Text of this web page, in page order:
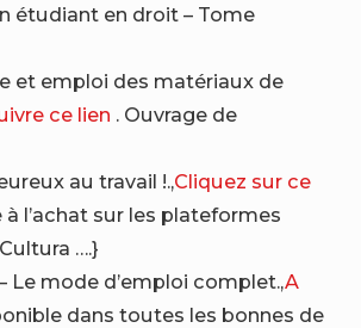
étudiant en droit – Tome
et emploi des matériaux de
ce lien . Ouvrage de
au travail !.,Cliquez sur ce
à l’achat sur les plateformes
….}
Le mode d’emploi complet.,A
dans toutes les bonnes de